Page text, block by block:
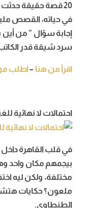
20 قصة حقيقة
في حياته، القصص
إجابة سؤال ” من أين
سرد شيقة قدر
اقرأ من هنا –اطلب
احتمالات لا نهائية
بيجمهم مكان واحد
مختلفة، ولكن ليه
ملعون؟ حكايات
الطنطاوي.